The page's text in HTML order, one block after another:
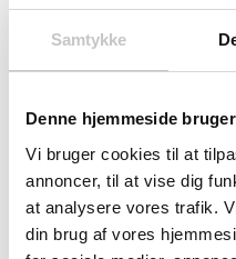
Samtykke
Denne hjemmeside
Vi bruger cookies til at
annoncer, til at vise dig
at analysere vores trafik.
din brug af vores
opbevaringssystemer,
reducerer behovet for
af fødevaregodkendelse og
Rund plasttønde
2-delt skruelåg med
Bærehåndtag